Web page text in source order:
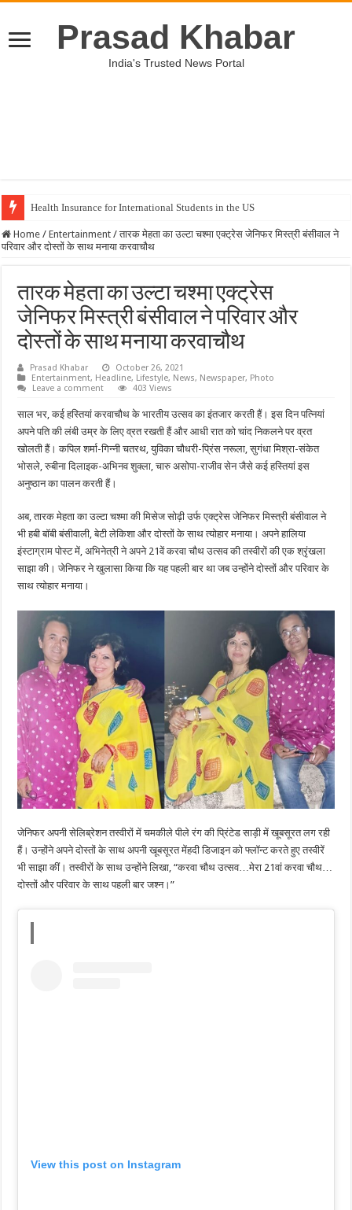
Prasad Khabar
India's Trusted News Portal
Health Insurance for International Students in the US
Home / Entertainment / तारक मेहता का उल्टा चश्मा एक्ट्रेस जेनिफर मिस्त्री बंसीवाल ने
परिवार और दोस्तों के साथ मनाया करवाचौथ
तारक मेहता का उल्टा चश्मा एक्ट्रेस
जेनिफर मिस्त्री बंसीवाल ने परिवार और
दोस्तों के साथ मनाया करवाचौथ
Prasad Khabar
October 26, 2021
Entertainment, Headline, Lifestyle, News, Newspaper, Photo
Leave a comment
403 Views
साल भर, कई हस्तियां करवाचौथ के भारतीय उत्सव का इंतजार करती हैं। इस दिन पत्नियां
अपने पति की लंबी उम्र के लिए व्रत रखती हैं और आधी रात को चांद निकलने पर व्रत
खोलती हैं। कपिल शर्मा-गिन्नी चतरथ, युविका चौधरी-प्रिंस नरूला, सुगंधा मिश्रा-संकेत
भोसले, रुबीना दिलाइक-अभिनव शुक्ला, चारु असोपा-राजीव सेन जैसे कई हस्तियां इस
अनुष्ठान का पालन करती हैं।
अब, तारक मेहता का उल्टा चश्मा की मिसेज सोढ़ी उर्फ एक्ट्रेस जेनिफर मिस्त्री बंसीवाल ने
भी हबी बॉबी बंसीवाली, बेटी लेकिशा और दोस्तों के साथ त्योहार मनाया। अपने हालिया
इंस्टाग्राम पोस्ट में, अभिनेत्री ने अपने 21वें करवा चौथ उत्सव की तस्वीरों की एक श्रृंखला
साझा की। जेनिफर ने खुलासा किया कि यह पहली बार था जब उन्होंने दोस्तों और परिवार के
साथ त्योहार मनाया।
जेनिफर अपनी सेलिब्रेशन तस्वीरों में चमकीले पीले रंग की प्रिंटेड साड़ी में खूबसूरत लग रही
हैं। उन्होंने अपने दोस्तों के साथ अपनी खूबसूरत मेंहदी डिजाइन को फ्लॉन्ट करते हुए तस्वीरें
भी साझा कीं। तस्वीरों के साथ उन्होंने लिखा, “करवा चौथ उत्सव…मेरा 21वां करवा चौथ…
दोस्तों और परिवार के साथ पहली बार जश्न।”
View this post on Instagram